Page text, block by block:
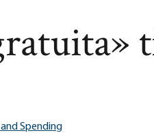
and Spending